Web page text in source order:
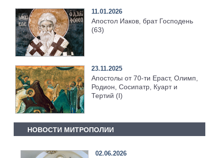
11.01.2026
Апостол Иаков, брат Господень
(63)
23.11.2025
Апостолы от 70-ти Ераст, Олимп,
Родион, Сосипатр, Куарт и
Тертий (I)
НОВОСТИ МИТРОПОЛИИ
02.06.2026